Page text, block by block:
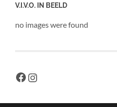
V.I.V.O. IN BEELD
no images were found
Facebook
Instagram